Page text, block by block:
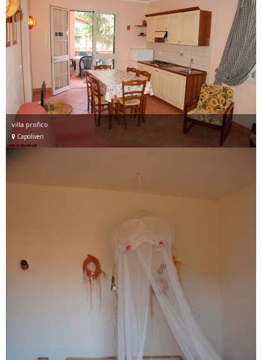
villa profico
Capoliveri